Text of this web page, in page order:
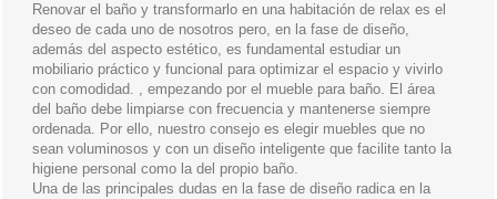
Renovar el baño y transformarlo en una habitación de relax es el
deseo de cada uno de nosotros pero, en la fase de diseño,
además del aspecto estético, es fundamental estudiar un
mobiliario práctico y funcional para optimizar el espacio y vivirlo
con comodidad. , empezando por el mueble para baño. El área
del baño debe limpiarse con frecuencia y mantenerse siempre
ordenada. Por ello, nuestro consejo es elegir muebles que no
sean voluminosos y con un diseño inteligente que facilite tanto la
higiene personal como la del propio baño.
Una de las principales dudas en la fase de diseño radica en la